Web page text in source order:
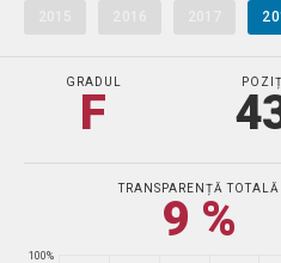
GRADUL
F
TRANSPARENȚĂ TOTALĂ
9 %
100%